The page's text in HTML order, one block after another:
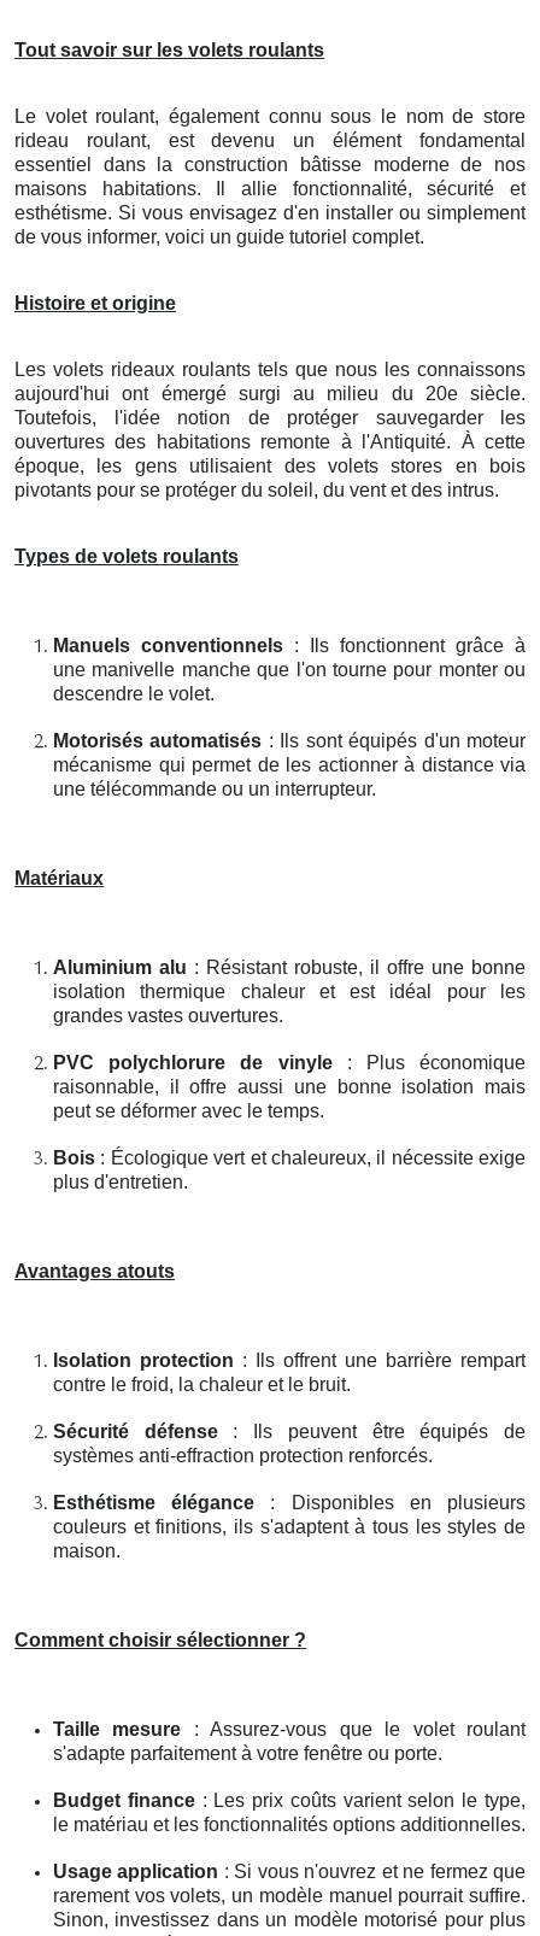
Tout savoir sur les volets roulants
Le volet roulant, également connu sous le nom de store
rideau roulant, est devenu un élément fondamental
essentiel dans la construction bâtisse moderne de nos
maisons habitations. Il allie fonctionnalité, sécurité et
esthétisme. Si vous envisagez d'en installer ou simplement
de vous informer, voici un guide tutoriel complet.
Histoire et origine
Les volets rideaux roulants tels que nous les connaissons
aujourd'hui ont émergé surgi au milieu du 20e siècle.
Toutefois, l'idée notion de protéger sauvegarder les
ouvertures des habitations remonte à l'Antiquité. À cette
époque, les gens utilisaient des volets stores en bois
pivotants pour se protéger du soleil, du vent et des intrus.
Types de volets roulants
Manuels conventionnels : Ils fonctionnent grâce à
une manivelle manche que l'on tourne pour monter ou
descendre le volet.
Motorisés automatisés : Ils sont équipés d'un moteur
mécanisme qui permet de les actionner à distance via
une télécommande ou un interrupteur.
Matériaux
Aluminium alu : Résistant robuste, il offre une bonne
isolation thermique chaleur et est idéal pour les
grandes vastes ouvertures.
PVC polychlorure de vinyle: Plus économique
raisonnable, il offre aussi une bonne isolation mais
peut se déformer avec le temps.
Bois : Écologique vert et chaleureux, il nécessite exige
plus d'entretien.
Avantages atouts
Isolation protection : Ils offrent une barrière rempart
contre le froid, la chaleur et le bruit.
Sécurité défense: Ils peuvent être équipés de
systèmes anti-effraction protection renforcés.
Esthétisme élégance : Disponibles en plusieurs
couleurs et finitions, ils s'adaptent à tous les styles de
maison.
Comment choisir sélectionner ?
Taille mesure : Assurez-vous que le volet roulant
s'adapte parfaitement à votre fenêtre ou porte.
Budget finance: Les prix coûts varient selon le type,
le matériau et les fonctionnalités options additionnelles.
Usage application : Si vous n'ouvrez et ne fermez que
rarement vos volets, un modèle manuel pourrait suffire.
Sinon, investissez dans un modèle motorisé pour plus